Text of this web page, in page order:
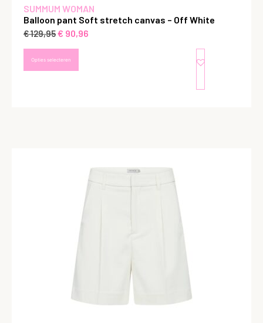
SUMMUM WOMAN
Balloon pant Soft stretch canvas – Off White
€129,95€ 90,96
Opties selecteren